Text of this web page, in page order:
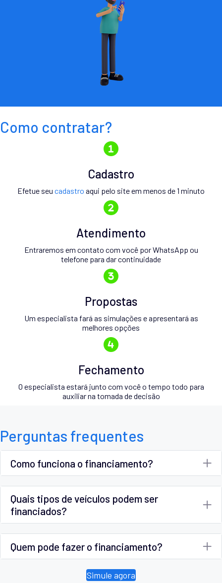
Como contratar?
Cadastro
Efetue seu cadastro aqui pelo site em menos de 1 minuto
Atendimento
Entraremos em contato com você por WhatsApp ou
telefone para dar continuidade
Propostas
Um especialista fará as simulações e apresentará as
melhores opções
Fechamento
O especialista estará junto com você o tempo todo para
auxiliar na tomada de decisão
Perguntas frequentes
Como funciona o financiamento?
Quais tipos de veículos podem ser
financiados?
Quem pode fazer o financiamento?
Simule agora